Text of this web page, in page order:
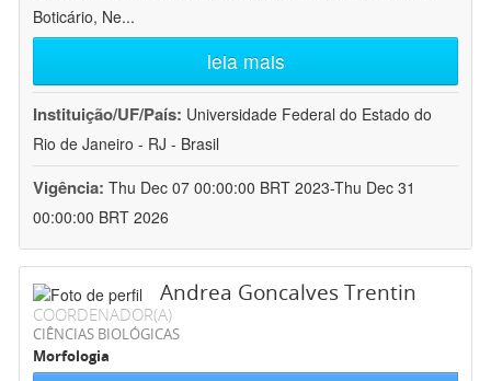
Boticário, Ne...
leia mais
Instituição/UF/País: Universidade Federal do Estado do
Rio de Janeiro - RJ - Brasil
Vigência: Thu Dec 07 00:00:00 BRT 2023-Thu Dec 31
00:00:00 BRT 2026
Andrea Goncalves Trentin
COORDENADOR(A)
CIÊNCIAS BIOLÓGICAS
Morfologia